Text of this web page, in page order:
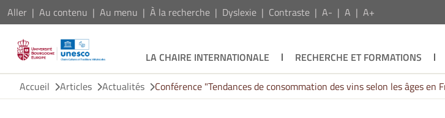
Aller Au contenu Au menu À la recherche Dyslexie Contraste A- A A+
LA CHAIRE INTERNATIONALE RECHERCHE ET FORMATIONS
Accueil
Articles Actualités Conférence "Tendances de consommation des vins selon les âges en